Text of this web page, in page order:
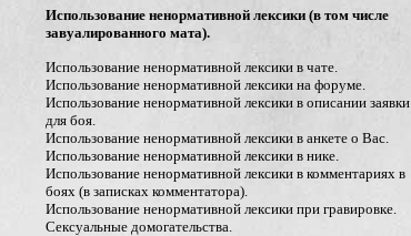
Использование ненормативной лексики (в том числе
завуалированного мата).
Использование ненормативной лексики в чате.
Использование ненормативной лексики на форуме.
Использование ненормативной лексики в описании заявки
для боя.
Использование ненормативной лексики в анкете о Вас.
Использование ненормативной лексики в нике.
Использование ненормативной лексики в комментариях в
боях (в записках комментатора).
Использование ненормативной лексики при гравировке.
Сексуальные домогательства.